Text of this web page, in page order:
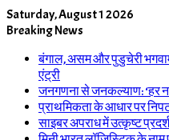
Saturday, August 1 2026
Breaking News
बंगाल, असम और पुडुचेरी
एंट्री
जनगणना से जनकल्याण: ‘हर
प्राथमिकता के आधार पर
साइबर अपराध में उत्कृष्ट